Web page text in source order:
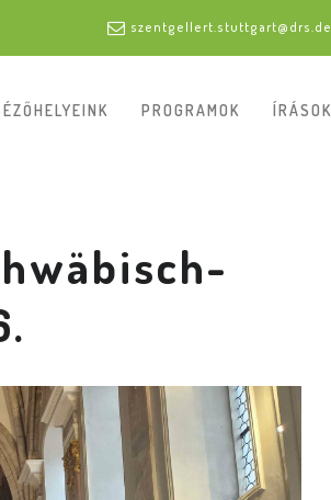
szentgellert.stuttgart@drs.de
PROGRAMOK ÍRÁSOK